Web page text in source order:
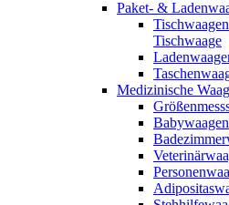
Paket- &
Tischwaage
Medizinische
Babywaagen